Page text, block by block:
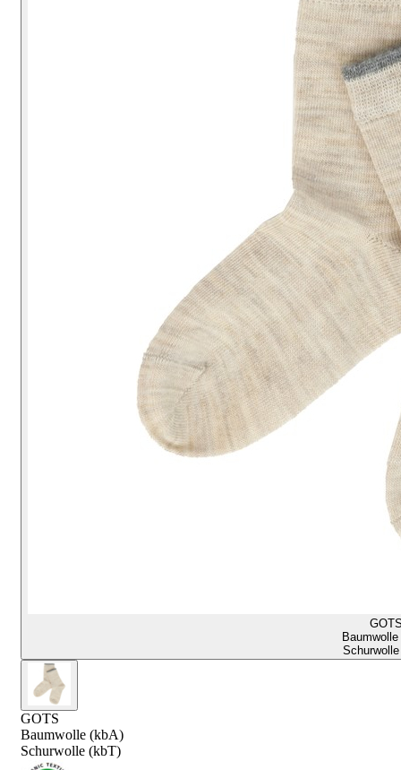
GOTS
Baumwolle (kbA)
Schurwolle (kbT)